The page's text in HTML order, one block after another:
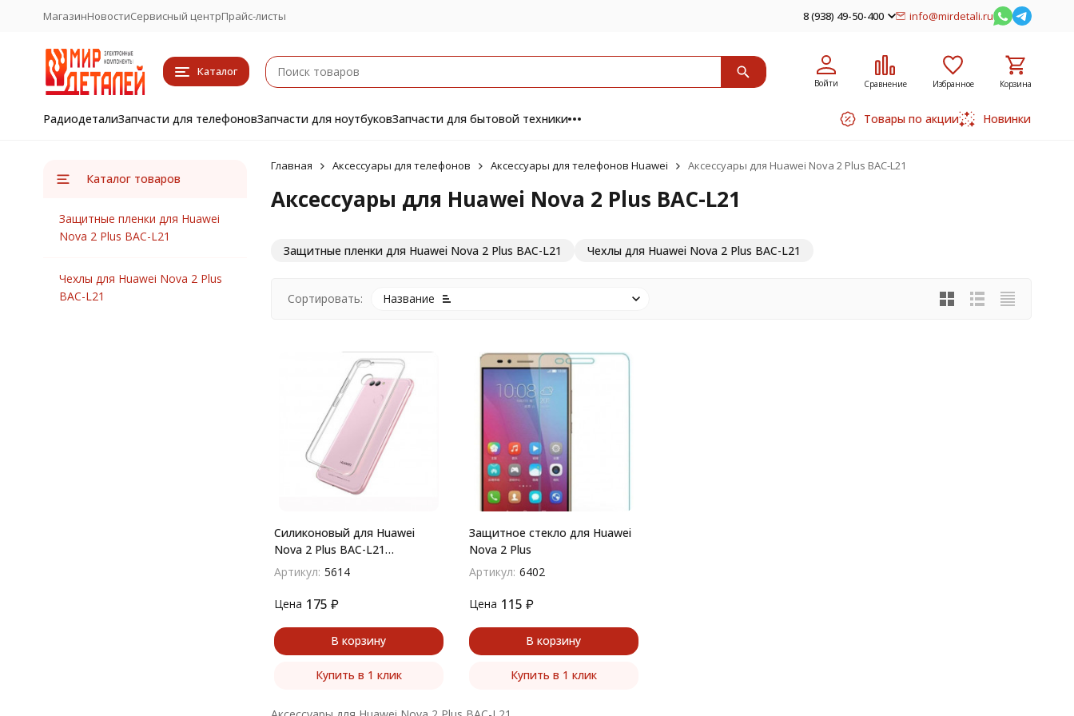
МагазинНовостиСервисный центрПрайс-листы 8 (938) 49-50-400 info@mirdetali.ru
Каталог
Войти Сравнение Избранное Корзина
РадиодеталиЗапчасти для телефоновЗапчасти для ноутбуковЗапчасти для бытовой техники Товары по акции Новинки
Главная Аксессуары для телефонов Аксессуары для телефонов Huawei Аксессуары для Huawei Nova 2 Plus BAC-L21
Аксессуары для Huawei Nova 2 Plus BAC-L21
Защитные пленки для Huawei Nova 2 Plus BAC-L21 Чехлы для Huawei Nova 2 Plus BAC-L21
Сортировать: Название
Силиконовый для Huawei
Nova 2 Plus BAC-L21
прозрачный
Артикул: 5614
Цена 175 ₽
В корзину
Купить в 1 клик
Защитное стекло для Huawei
Nova 2 Plus
Артикул: 6402
Цена 115 ₽
В корзину
Купить в 1 клик
Каталог товаров
Защитные пленки для Huawei
Nova 2 Plus BAC-L21
Чехлы для Huawei Nova 2 Plus
BAC-L21